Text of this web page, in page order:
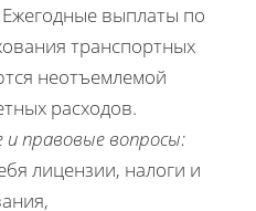
Ежегодные выплаты по
транспортных
неотъемлемой
расходов.
правовые вопросы:
лицензии, налоги и